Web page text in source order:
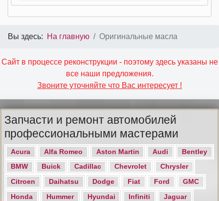
Вы здесь: На главную Оригинальные масла
Сайт в процессе реконструкции - поэтому здесь указаны не
все наши предложения.
Звоните уточняйте что Вас интересует !
Запчасти и ремонт автомобилей
профессиональными мастерами
Acura Alfa Romeo Aston Martin Audi
Bentley
BMW
Buick Cadillac Chevrolet
Chrysler
Citroen
Daihatsu Dodge Fiat Ford
GMC
Honda
Hummer Hyundai Infiniti
Jaguar